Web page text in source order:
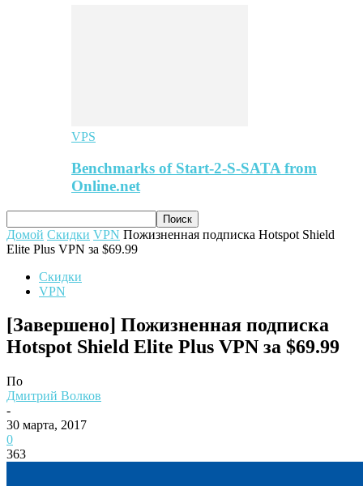
VPS
Benchmarks of Start-2-S-SATA from
Online.net
Домой Скидки VPN Пожизненная подписка Hotspot Shield
Elite Plus VPN за $69.99
Скидки
VPN
[Завершено] Пожизненная подписка
Hotspot Shield Elite Plus VPN за $69.99
По
Дмитрий Волков
-
30 марта, 2017
0
363